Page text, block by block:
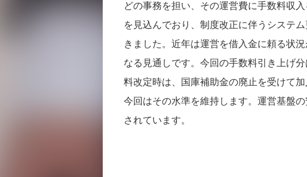
どの事務を担い、その運営費に手数料収
を見込んでおり、制度改正に伴うシステ
きました。近年は運営を借入金に頼る状
なる見通しです。今回の手数料引き上げ
料改定時は、国庫補助金の廃止を受けて
今回はその水準を維持します。運営基盤
されています。